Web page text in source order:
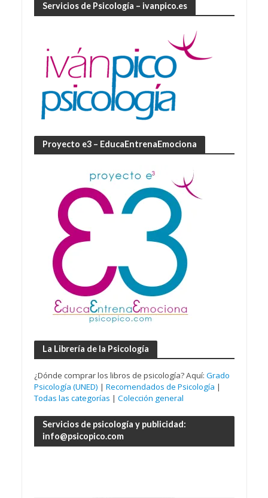
Servicios de Psicología – ivanpico.es
Proyecto e3 – EducaEntrenaEmociona
La Librería de la Psicología
¿Dónde comprar los libros de psicología? Aquí: Grado
Psicología (UNED) | Recomendados de Psicología |
Todas las categorías | Colección general
Servicios de psicología y publicidad:
info@psicopico.com